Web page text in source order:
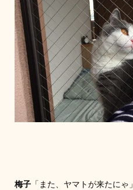
梅子「また、ヤマトが来たにゃ」